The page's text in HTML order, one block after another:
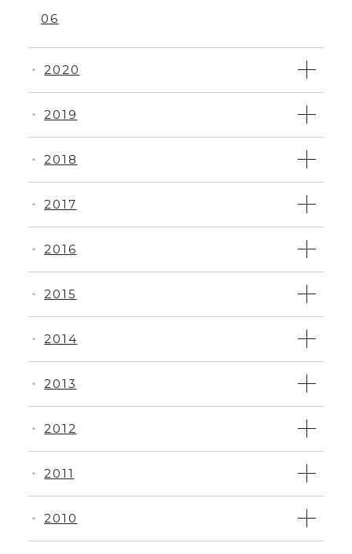
・ 2010
・ 2011
・ 2012
・ 2013
・ 2014
・ 2015
・ 2016
・ 2017
・ 2018
・ 2019
・ 2020
06